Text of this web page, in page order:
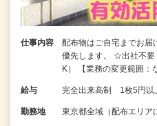
仕事内容
配布物はご自宅までお
優先します。 ☆出社不
K） 【業務の変更範囲：
給与 完全出来高制 1枚5円以
勤務地 東京都全域（配布エリア